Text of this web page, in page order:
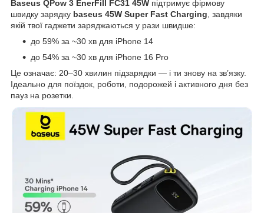
Baseus QPow 3 EnerFill FC31 45W підтримує фірмову
швидку зарядку baseus 45W Super Fast Charging , завдяки
якій твої гаджети заряджаються у рази швидше:
до 59% за ~30 хв для iPhone 14
до 54% за ~30 хв для iPhone 16 Pro
Це означає: 20–30 хвилин підзарядки — і ти знову на зв’язку.
Ідеально для поїздок, роботи, подорожей і активного дня без
пауз на розетки.